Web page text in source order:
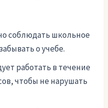
соблюдать школьное
о учебе.
работать в течение
чтобы не нарушать